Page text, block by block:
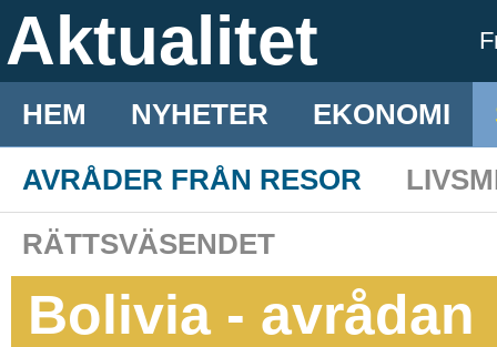
Aktualitet
HEM NYHETER EKONOMI
AVRÅDER FRÅN RESOR
RÄTTSVÄSENDET
Bolivia -